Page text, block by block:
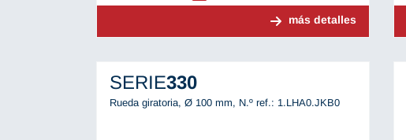
más detalles
SERIE330
Rueda giratoria, Ø 100 mm, N.º ref.: 1.LHA0.JKB0